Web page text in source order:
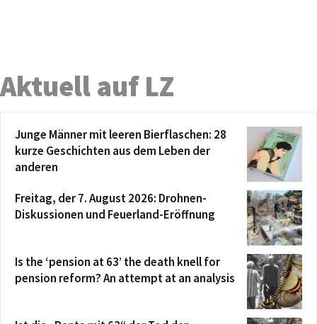
Aktuell auf LZ
Junge Männer mit leeren Bierflaschen: 28
kurze Geschichten aus dem Leben der
anderen
Freitag, der 7. August 2026: Drohnen-
Diskussionen und Feuerland-Eröffnung
Is the ‘pension at 63’ the death knell for
pension reform? An attempt at an analysis